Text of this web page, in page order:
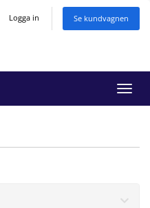
Logga in Se kundvagnen
Växla